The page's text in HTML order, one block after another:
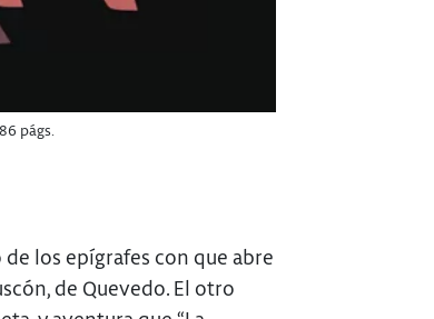
págs.
los epígrafes con que abre
de Quevedo. El otro